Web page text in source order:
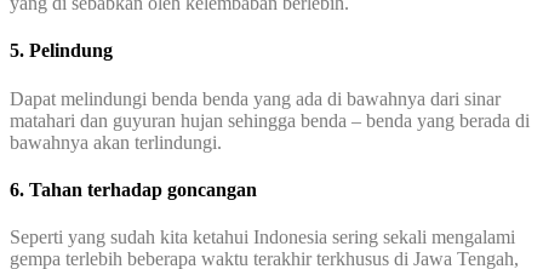
5. Pelindung
Dapat melindungi benda benda yang ada di bawahnya dari sinar
matahari dan guyuran hujan sehingga benda – benda yang berada di
bawahnya akan terlindungi.
6. Tahan terhadap goncangan
Seperti yang sudah kita ketahui Indonesia sering sekali mengalami
gempa terlebih beberapa waktu terakhir terkhusus di Jawa Tengah,